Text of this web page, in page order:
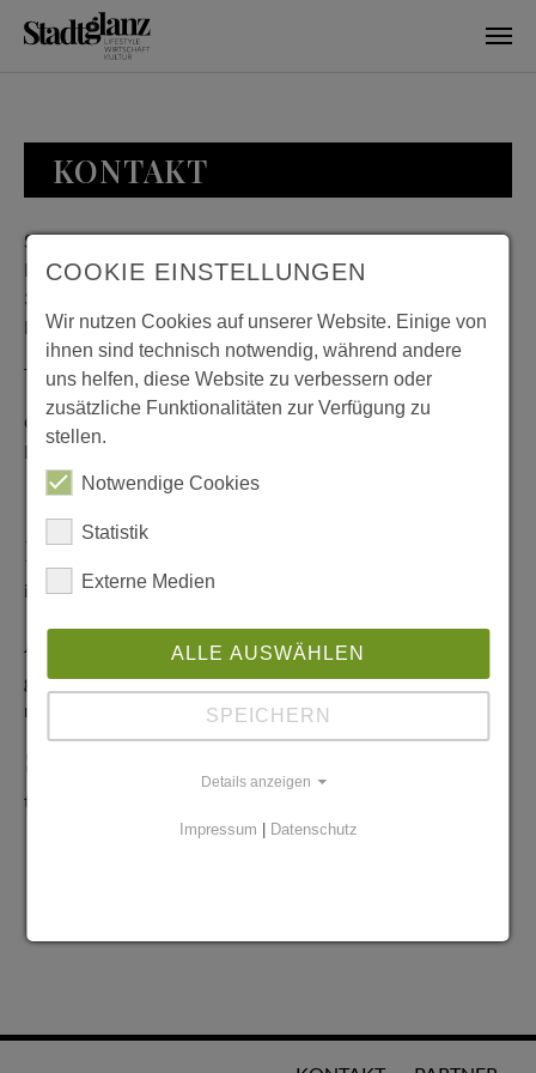
KONTAKT
Stadtglanz / mediaworld GmbH
Bankplatz 8
38100 Braunschweig
Deutschland
Telefon: 0531 482010-20
Geschäftszeiten: Montag bis Donnerstag 08:00 bis 18:00;
Freitag 08:00 bis 15:00
Redaktionelle Anfragen
info@stadtglanz.de
Anzeigen-Service
graen@mediaworldgmbh.deoder
meyer@mediaworldgmbh.de
tipps@stadtglanz.de
COOKIE EINSTELLUNGEN
Wir nutzen Cookies auf unserer Website. Einige von
ihnen sind technisch notwendig, während andere
uns helfen, diese Website zu verbessern oder
zusätzliche Funktionalitäten zur Verfügung zu
stellen.
Notwendige Cookies
Statistik
Externe Medien
ALLE AUSWÄHLEN
SPEICHERN
Details anzeigen
Impressum | Datenschutz